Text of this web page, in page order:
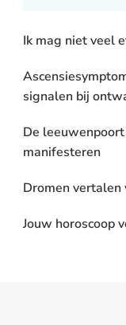
Ik mag niet veel
signalen bij
De
manifesteren
Dromen vertalen
Jouw horoscoop